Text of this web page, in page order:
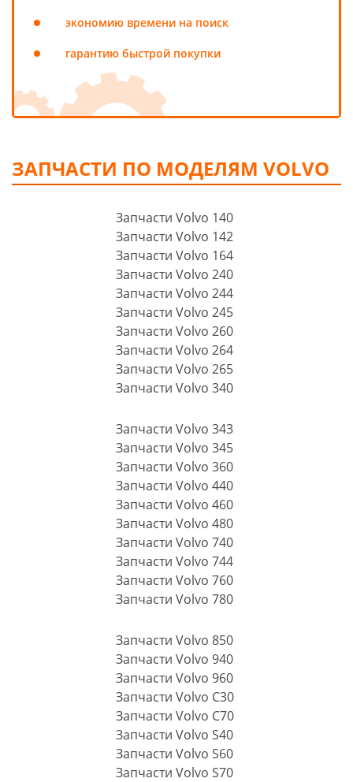
экономию времени на поиск
гарантию быстрой покупки
ЗАПЧАСТИ ПО МОДЕЛЯМ VOLVO
Запчасти Volvo 140
Запчасти Volvo 142
Запчасти Volvo 164
Запчасти Volvo 240
Запчасти Volvo 244
Запчасти Volvo 245
Запчасти Volvo 260
Запчасти Volvo 264
Запчасти Volvo 265
Запчасти Volvo 340
Запчасти Volvo 343
Запчасти Volvo 345
Запчасти Volvo 360
Запчасти Volvo 440
Запчасти Volvo 460
Запчасти Volvo 480
Запчасти Volvo 740
Запчасти Volvo 744
Запчасти Volvo 760
Запчасти Volvo 780
Запчасти Volvo 850
Запчасти Volvo 940
Запчасти Volvo 960
Запчасти Volvo C30
Запчасти Volvo C70
Запчасти Volvo S40
Запчасти Volvo S60
Запчасти Volvo S70